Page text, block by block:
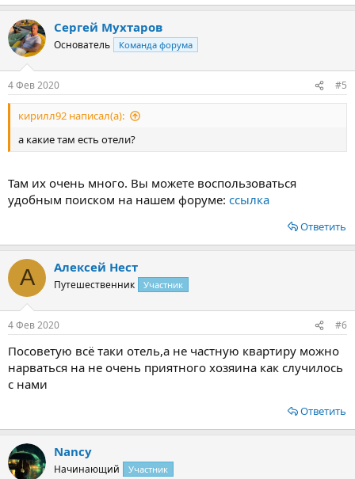
Сергей Мухтаров
Основатель Команда форума
4 Фев 2020 #5
кирилл92 написал(а):
а какие там есть отели?
Там их очень много. Вы можете воспользоваться
удобным поиском на нашем форуме: ссылка
Ответить
А Алексей Нест
Путешественник Участник
4 Фев 2020 #6
Посоветую всё таки отель,а не частную квартиру можно
нарваться на не очень приятного хозяина как случилось
с нами
Ответить
Nancy
Начинающий Участник